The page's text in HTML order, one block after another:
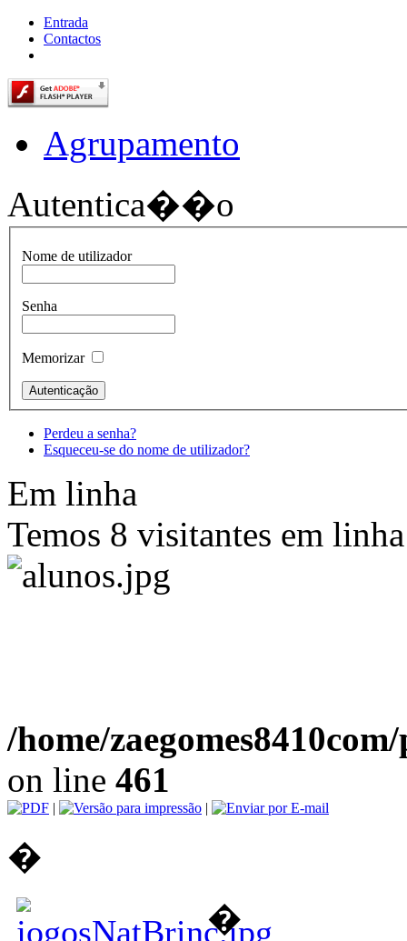
Entrada
Contactos
Agrupamento
Autentica��o
Nome de utilizador
Senha
Memorizar
Perdeu a senha?
Esqueceu-se do nome de utilizador?
Em linha
Temos 8 visitantes em linha
/home/
on line 461
| |
�
�